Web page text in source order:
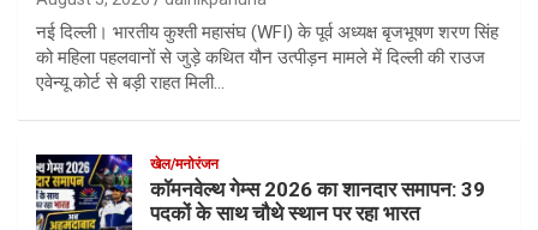
नई दिल्ली। भारतीय कुश्ती महासंघ (WFI) के पूर्व अध्यक्ष बृजभूषण शरण सिंह
को महिला पहलवानों से जुड़े कथित यौन उत्पीड़न मामले में दिल्ली की राउज
एवेन्यू कोर्ट से बड़ी राहत मिली…
खेल/मनोरंजन
कॉमनवेल्थ गेम्स 2026 का शानदार समापन: 39
पदकों के साथ चौथे स्थान पर रहा भारत